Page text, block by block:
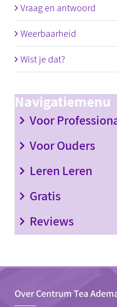
Vraag en antwoord
Weerbaarheid
Wist je dat?
Navigatiemenu
Voor
Voor Ouders
Leren Leren
Gratis
Reviews
Over Centrum Tea